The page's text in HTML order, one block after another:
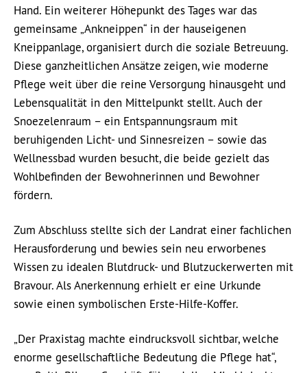
Hand. Ein weiterer Höhepunkt des Tages war das
gemeinsame „Ankneippen“ in der hauseigenen
Kneippanlage, organisiert durch die soziale Betreuung.
Diese ganzheitlichen Ansätze zeigen, wie moderne
Pflege weit über die reine Versorgung hinausgeht und
Lebensqualität in den Mittelpunkt stellt. Auch der
Snoezelenraum – ein Entspannungsraum mit
beruhigenden Licht- und Sinnesreizen – sowie das
Wellnessbad wurden besucht, die beide gezielt das
Wohlbefinden der Bewohnerinnen und Bewohner
fördern.
Zum Abschluss stellte sich der Landrat einer fachlichen
Herausforderung und bewies sein neu erworbenes
Wissen zu idealen Blutdruck- und Blutzuckerwerten mit
Bravour. Als Anerkennung erhielt er eine Urkunde
sowie einen symbolischen Erste-Hilfe-Koffer.
„Der Praxistag machte eindrucksvoll sichtbar, welche
enorme gesellschaftliche Bedeutung die Pflege hat“,